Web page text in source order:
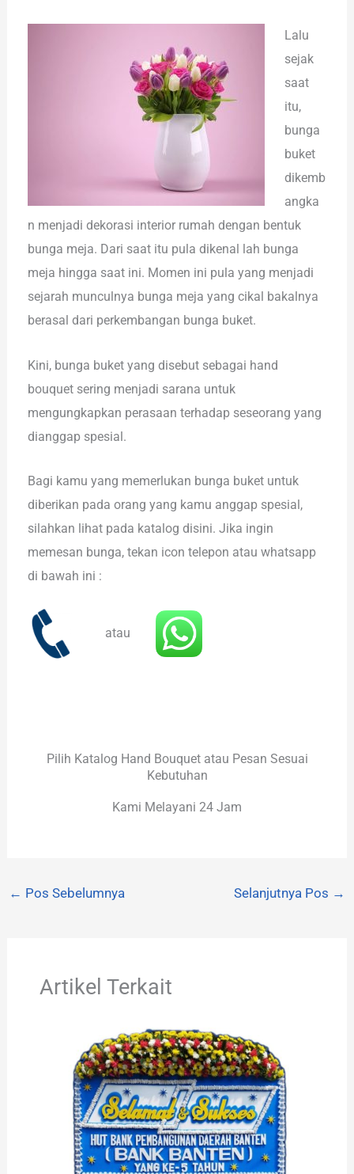
Lalu
sejak
saat
itu,
bunga
buket
dikemb
angka
n menjadi dekorasi interior rumah dengan bentuk
bunga meja. Dari saat itu pula dikenal lah bunga
meja hingga saat ini. Momen ini pula yang menjadi
sejarah munculnya bunga meja yang cikal bakalnya
berasal dari perkembangan bunga buket.
Kini, bunga buket yang disebut sebagai hand
bouquet sering menjadi sarana untuk
mengungkapkan perasaan terhadap seseorang yang
dianggap spesial.
Bagi kamu yang memerlukan bunga buket untuk
diberikan pada orang yang kamu anggap spesial,
silahkan lihat pada katalog disini. Jika ingin
memesan bunga, tekan icon telepon atau whatsapp
di bawah ini :
atau
Pilih Katalog Hand Bouquet atau Pesan Sesuai
Kebutuhan
Kami Melayani 24 Jam
← Pos Sebelumnya Selanjutnya Pos →
Artikel Terkait